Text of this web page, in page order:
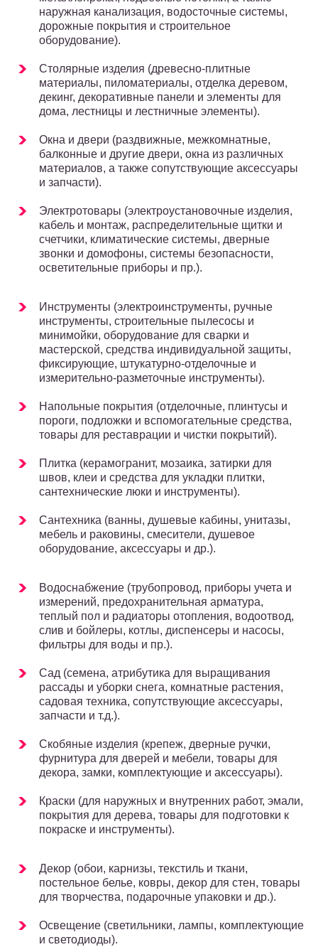
наружная канализация, водосточные системы,
дорожные покрытия и строительное
оборудование).
Столярные изделия (древесно-плитные
материалы, пиломатериалы, отделка деревом,
декинг, декоративные панели и элементы для
дома, лестницы и лестничные элементы).
Окна и двери (раздвижные, межкомнатные,
балконные и другие двери, окна из различных
материалов, а также сопутствующие аксессуары
и запчасти).
Электротовары (электроустановочные изделия,
кабель и монтаж, распределительные щитки и
счетчики, климатические системы, дверные
звонки и домофоны, системы безопасности,
осветительные приборы и пр.).
Инструменты (электроинструменты, ручные
инструменты, строительные пылесосы и
минимойки, оборудование для сварки и
мастерской, средства индивидуальной защиты,
фиксирующие, штукатурно-отделочные и
измерительно-разметочные инструменты).
Напольные покрытия (отделочные, плинтусы и
пороги, подложки и вспомогательные средства,
товары для реставрации и чистки покрытий).
Плитка (керамогранит, мозаика, затирки для
швов, клеи и средства для укладки плитки,
сантехнические люки и инструменты).
Сантехника (ванны, душевые кабины, унитазы,
мебель и раковины, смесители, душевое
оборудование, аксессуары и др.).
Водоснабжение (трубопровод, приборы учета и
измерений, предохранительная арматура,
теплый пол и радиаторы отопления, водоотвод,
слив и бойлеры, котлы, диспенсеры и насосы,
фильтры для воды и пр.).
Сад (семена, атрибутика для выращивания
рассады и уборки снега, комнатные растения,
садовая техника, сопутствующие аксессуары,
запчасти и т.д.).
Скобяные изделия (крепеж, дверные ручки,
фурнитура для дверей и мебели, товары для
декора, замки, комплектующие и аксессуары).
Краски (для наружных и внутренних работ, эмали,
покрытия для дерева, товары для подготовки к
покраске и инструменты).
Декор (обои, карнизы, текстиль и ткани,
постельное белье, ковры, декор для стен, товары
для творчества, подарочные упаковки и др.).
Освещение (светильники, лампы, комплектующие
и светодиоды).